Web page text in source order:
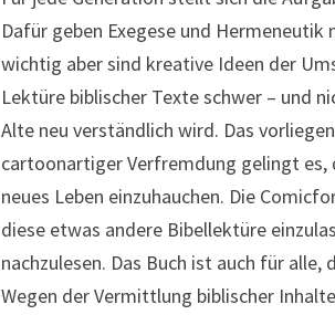
Dafür geben Exegese und
wichtig aber sind kreative Ideen der
Lektüre biblischer Texte schwer – und
Alte neu verständlich wird. Das
cartoonartiger Verfremdung gelingt
neues Leben einzuhauchen. Die
diese etwas andere Bibellektüre
nachzulesen. Das Buch ist auch für
Wegen der Vermittlung biblischer